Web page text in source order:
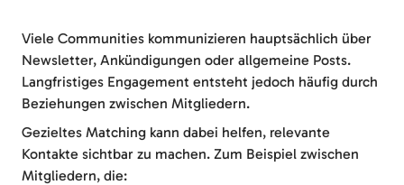
Viele Communities kommunizieren hauptsächlich über
Newsletter, Ankündigungen oder allgemeine Posts.
Langfristiges Engagement entsteht jedoch häufig durch
Beziehungen zwischen Mitgliedern.
Gezieltes Matching kann dabei helfen, relevante
Kontakte sichtbar zu machen. Zum Beispiel zwischen
Mitgliedern, die: